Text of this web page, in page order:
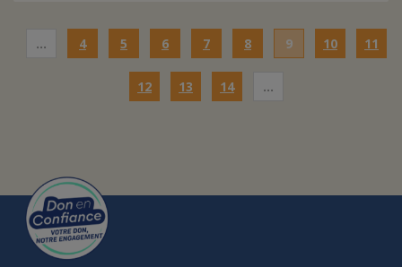
… 4 5 6 7 8 9 10 11
12 13 14 …